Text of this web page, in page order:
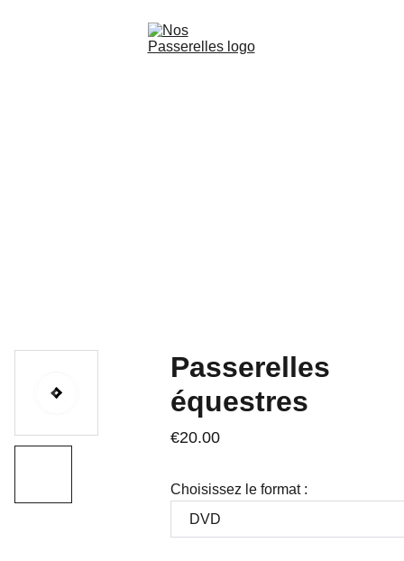
Passerelles
équestres
€20.00
Choisissez le format :